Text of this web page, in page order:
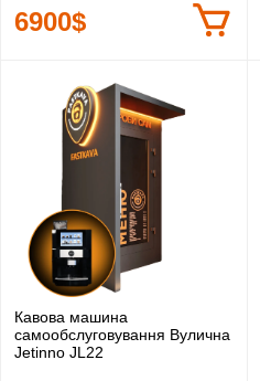
6900$
Кавова машина
самообслуговування Вулична
Jetinno JL22